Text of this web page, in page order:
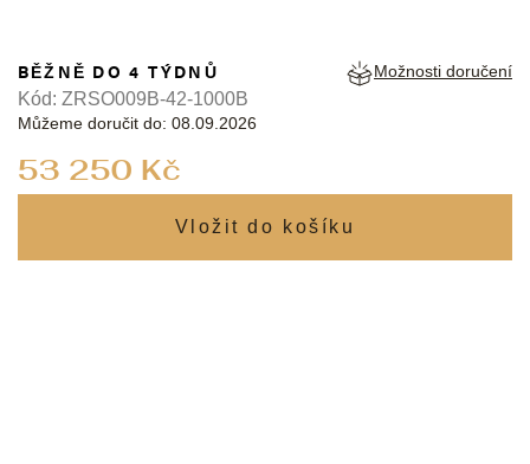
53 250 Kč
BĚŽNĚ DO 4 TÝDNŮ
Můžeme doručit do: 08.09.2026
Možnosti doručení
Kód: ZRSO009B-42-1000B